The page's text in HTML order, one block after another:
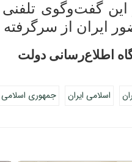
این گفت‌و‌گوی
ایران از
اطلاع‌رسانی دولت
اسلامی ایران جمهوری اسلامی